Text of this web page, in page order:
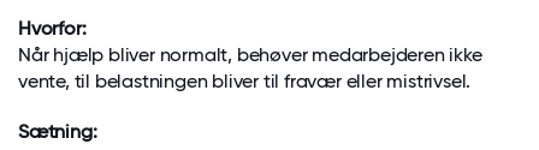
Hvorfor:
Når hjælp bliver normalt, behøver medarbejderen ikke
vente, til belastningen bliver til fravær eller mistrivsel.
Sætning: